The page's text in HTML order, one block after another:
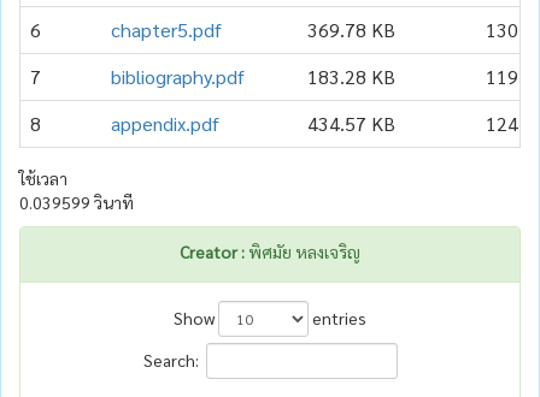
6 chapter5.pdf 369.78 KB 130
7
bibliography.pdf 183.28 KB 119
8
appendix.pdf 434.57 KB 124
ใช้เวลา
0.039599 วินาที
Creator : พิศมัย หลงเจริญ
Show
entries
Search: